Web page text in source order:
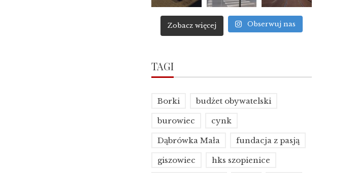
Zobacz więcej Obserwuj nas
TAGI
Borki budżet obywatelski
burowiec cynk
Dąbrówka Mała fundacja z pasją
giszowiec hks szopienice